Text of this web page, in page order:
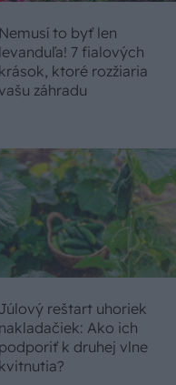
Nemusí to byť len
levanduľa! 7 fialových
krások, ktoré rozžiaria
vašu záhradu
Júlový reštart uhoriek
nakladačiek: Ako ich
podporiť k druhej vlne
kvitnutia?